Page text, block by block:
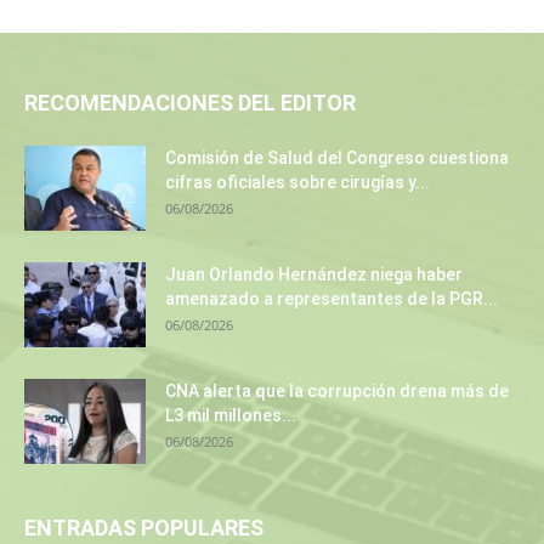
RECOMENDACIONES DEL EDITOR
Comisión de Salud del Congreso cuestiona
cifras oficiales sobre cirugías y...
06/08/2026
Juan Orlando Hernández niega haber
amenazado a representantes de la PGR...
06/08/2026
CNA alerta que la corrupción drena más de
L3 mil millones...
06/08/2026
ENTRADAS POPULARES